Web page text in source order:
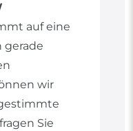
auf eine
gerade
wir
Sie